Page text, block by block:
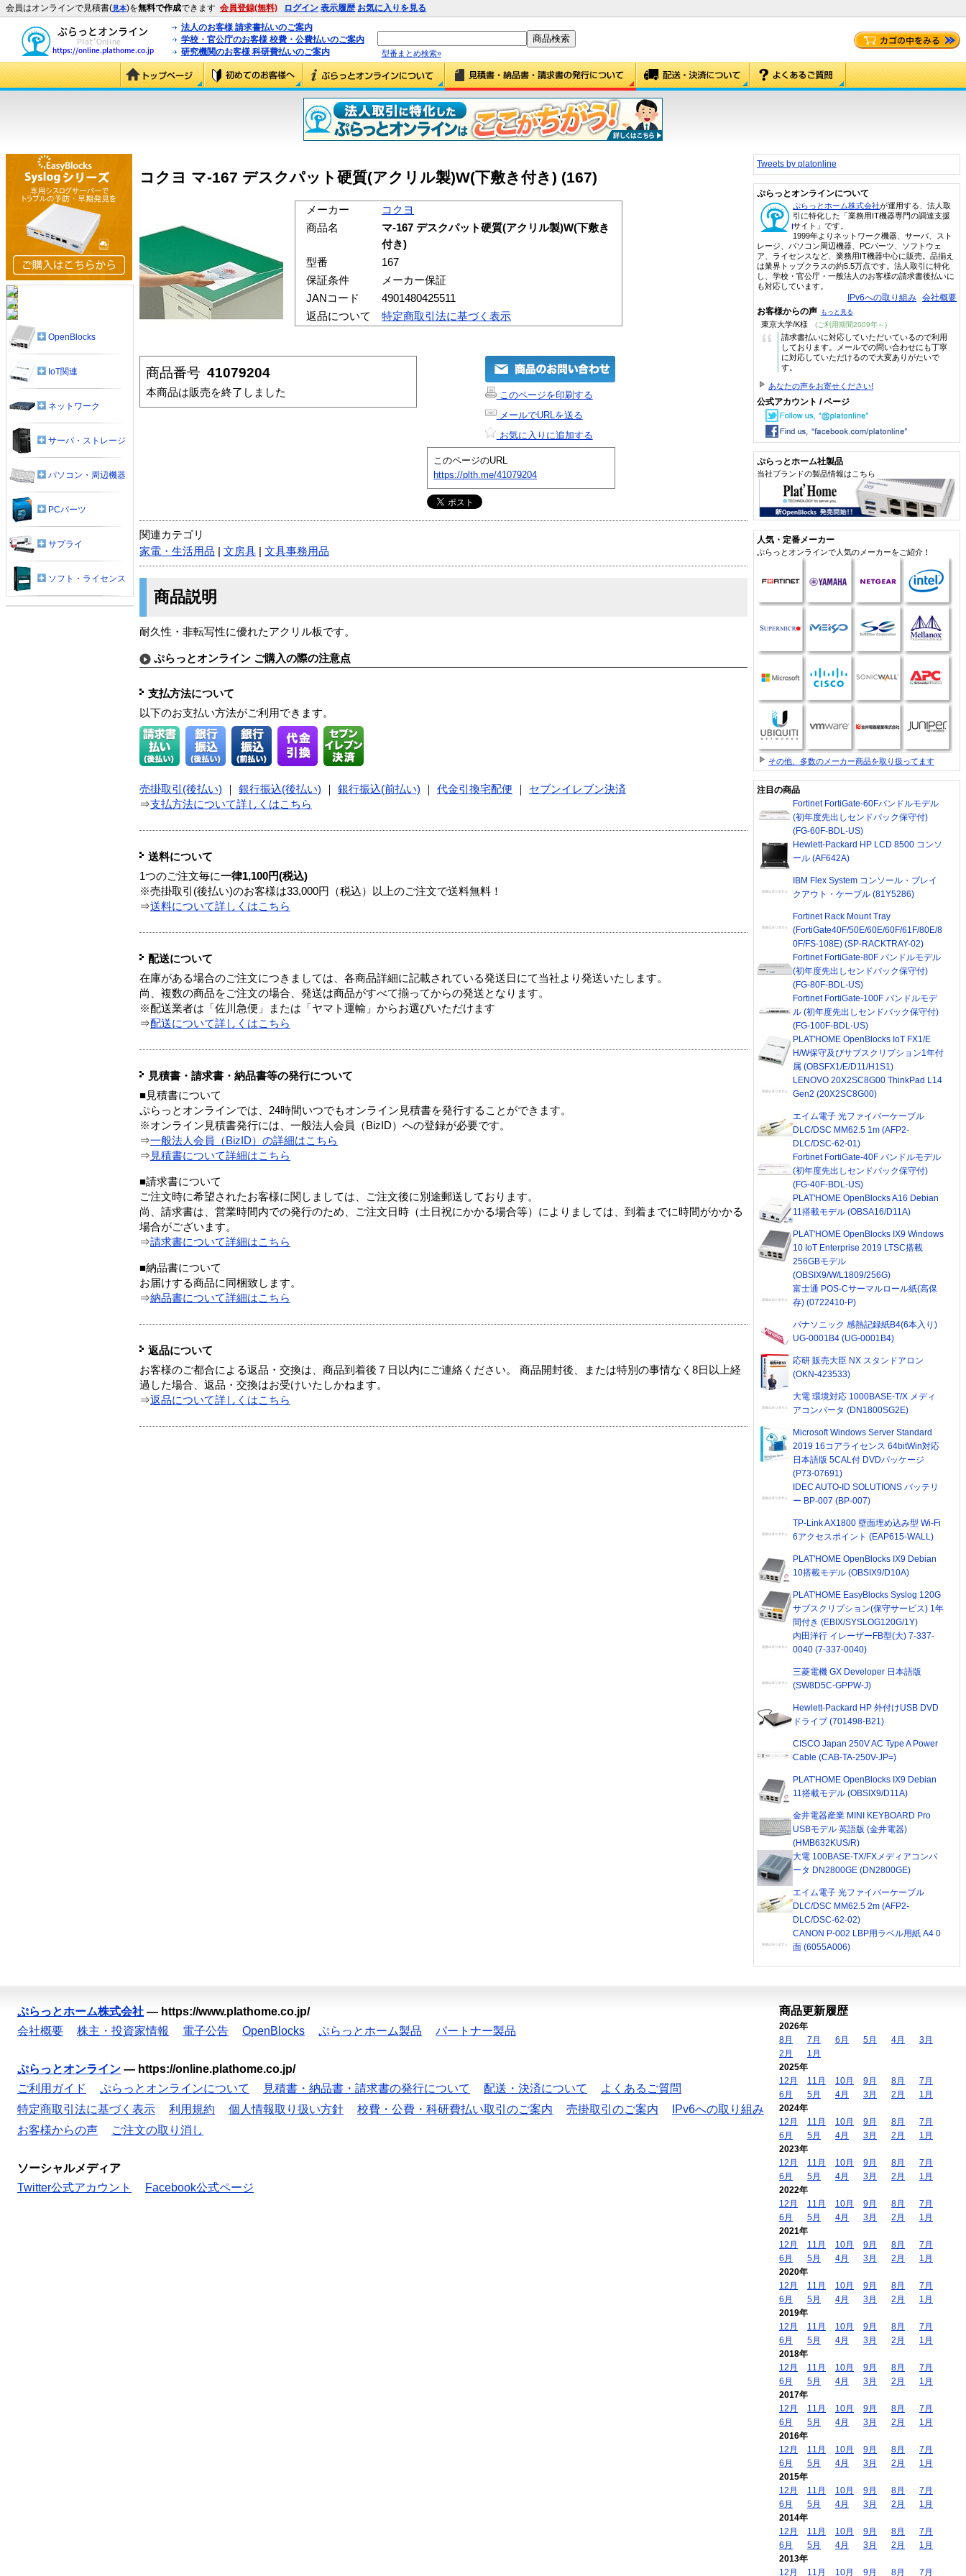
会員はオンラインで見積書(見本)を無料で作成できます 会員登録(無料) ログイン 表示履歴 お気に入りを見る
法人のお客様 請求書払いのご案内
学校・官公庁のお客様 校費・公費払いのご案内
研究機関のお客様 科研費払いのご案内
型番まとめ検索»
コクヨ マ-167 デスクパット硬質(アクリル製)W(下敷き付き) (167)
メーカー
コクヨ
商品名
マ-167 デスクパット硬質(アクリル製)W(下敷き
付き)
型番
167
保証条件
メーカー保証
JANコード
4901480425511
返品について
特定商取引法に基づく表示
商品番号 41079204
本商品は販売を終了しました
このページを印刷する
メールでURLを送る
お気に入りに追加する
このページのURL
https://plth.me/41079204
関連カテゴリ
家電・生活用品
文房具 文具事務用品
商品説明
耐久性・非転写性に優れたアクリル板です。
ぷらっとオンライン ご購入の際の注意点
支払方法について
以下のお支払い方法がご利用できます。
売掛取引(後払い) 銀行振込(後払い) 銀行振込(前払い) 代金引換宅配便
セブンイレブン決済
⇒支払方法について詳しくはこちら
送料について
1つのご注文毎に一律1,100円(税込)
※売掛取引(後払い)のお客様は33,000円（税込）以上のご注文で送料無料！
⇒送料について詳しくはこちら
配送について
在庫がある場合のご注文につきましては、各商品詳細に記載されている発送日にて当社より発送いたします。
尚、複数の商品をご注文の場合、発送は商品がすべて揃ってからの発送となります。
※配送業者は「佐川急便」または「ヤマト運輸」からお選びいただけます
⇒配送について詳しくはこちら
見積書・請求書・納品書等の発行について
■見積書について
ぷらっとオンラインでは、24時間いつでもオンライン見積書を発行することができます。
※オンライン見積書発行には、一般法人会員（BizID）への登録が必要です。
⇒一般法人会員（BizID）の詳細はこちら
⇒ 見積書について詳細はこちら
■請求書について
ご注文時に希望されたお客様に関しましては、ご注文後に別途郵送しております。
尚、請求書は、営業時間内での発行のため、ご注文日時（土日祝にかかる場合等）によりましては、到着までに時間がかかる
場合がございます。
⇒請求書について詳細はこちら
■納品書について
お届けする商品に同梱致します。
⇒納品書について詳細はこちら
返品について
お客様のご都合による返品・交換は、商品到着後７日以内にご連絡ください。 商品開封後、または特別の事情なく8日以上経
過した場合、返品・交換はお受けいたしかねます。
⇒返品について詳しくはこちら
OpenBlocks
IoT関連
ネットワーク
サーバ・ストレージ
パソコン・周辺機器
PCパーツ
サプライ
ソフト・ライセンス
Tweets by platonline
ぷらっとオンラインについて
ぷらっとホーム株式会社が運用する、法人取
引に特化した「業務用IT機器専門の調達支援
サイト」です。
1999年よりネットワーク機器、サーバ、スト
レージ、パソコン周辺機器、PCパーツ、ソフトウェ
ア、ライセンスなど、業務用IT機器中心に販売。品揃え
は業界トップクラスの約5.5万点です。法人取引に特化
し、学校・官公庁・一般法人のお客様の請求書後払いに
も対応しています。
IPv6への取り組み 会社概要
お客様からの声 もっと見る
東京大学/K様 (ご利用期間2009年～)
“
請求書払いに対応していただいているので利用
しております。メールでの問い合わせにも丁寧
に対応していただけるので大変ありがたいで
す。
あなたの声をお寄せください!
公式アカウント / ページ
ぷらっとホーム社製品
当社ブランドの製品情報はこちら
人気・定番メーカー
ぷらっとオンラインで人気のメーカーをご紹介！
その他、多数のメーカー商品を取り扱ってます
注目の商品
Fortinet FortiGate-60Fバンドルモデル
(初年度先出しセンドバック保守付)
(FG-60F-BDL-US)
Hewlett-Packard HP LCD 8500 コンソ
ール (AF642A)
IBM Flex System コンソール・ブレイ
クアウト・ケーブル (81Y5286)
Fortinet Rack Mount Tray
(FortiGate40F/50E/60E/60F/61F/80E/8
0F/FS-108E) (SP-RACKTRAY-02)
Fortinet FortiGate-80F バンドルモデル
(初年度先出しセンドバック保守付)
(FG-80F-BDL-US)
Fortinet FortiGate-100F バンドルモデ
ル (初年度先出しセンドバック保守付)
(FG-100F-BDL-US)
PLAT'HOME OpenBlocks IoT FX1/E
H/W保守及びサブスクリプション1年付
属 (OBSFX1/E/D11/H1S1)
LENOVO 20X2SC8G00 ThinkPad L14
Gen2 (20X2SC8G00)
エイム電子 光ファイバーケーブル
DLC/DSC MM62.5 1m (AFP2-
DLC/DSC-62-01)
Fortinet FortiGate-40F バンドルモデル
(初年度先出しセンドバック保守付)
(FG-40F-BDL-US)
PLAT'HOME OpenBlocks A16 Debian
11搭載モデル (OBSA16/D11A)
PLAT'HOME OpenBlocks IX9 Windows
10 IoT Enterprise 2019 LTSC搭載
256GBモデル
(OBSIX9/W/L1809/256G)
富士通 POS-Cサーマルロール紙(高保
存) (0722410-P)
パナソニック 感熱記録紙B4(6本入り)
UG-0001B4 (UG-0001B4)
応研 販売大臣 NX スタンドアロン
(OKN-423533)
大電 環境対応 1000BASE-T/X メディ
アコンバータ (DN1800SG2E)
Microsoft Windows Server Standard
2019 16コアライセンス 64bitWin対応
日本語版 5CAL付 DVDパッケージ
(P73-07691)
IDEC AUTO-ID SOLUTIONS バッテリ
ー BP-007 (BP-007)
TP-Link AX1800 壁面埋め込み型 Wi-Fi
6アクセスポイント (EAP615-WALL)
PLAT'HOME OpenBlocks IX9 Debian
10搭載モデル (OBSIX9/D10A)
PLAT'HOME EasyBlocks Syslog 120G
サブスクリプション(保守サービス) 1年
間付き (EBIX/SYSLOG120G/1Y)
内田洋行 イレーザーFB型(大) 7-337-
0040 (7-337-0040)
三菱電機 GX Developer 日本語版
(SW8D5C-GPPW-J)
Hewlett-Packard HP 外付けUSB DVD
ドライブ (701498-B21)
CISCO Japan 250V AC Type A Power
Cable (CAB-TA-250V-JP=)
PLAT'HOME OpenBlocks IX9 Debian
11搭載モデル (OBSIX9/D11A)
金井電器産業 MINI KEYBOARD Pro
USBモデル 英語版 (金井電器)
(HMB632KUS/R)
大電 100BASE-TX/FXメディアコンバ
ータ DN2800GE (DN2800GE)
エイム電子 光ファイバーケーブル
DLC/DSC MM62.5 2m (AFP2-
DLC/DSC-62-02)
CANON P-002 LBP用ラベル用紙 A4 0
面 (6055A006)
ぷらっとホーム株式会社 — https://www.plathome.co.jp/
会社概要
株主・投資家情報 電子公告 OpenBlocks ぷらっとホーム製品 パートナー製品
ぷらっとオンライン — https://online.plathome.co.jp/
ご利用ガイド
ぷらっとオンラインについて 見積書・納品書・請求書の発行について 配送・決済について
よくあるご質問
特定商取引法に基づく表示
利用規約 個人情報取り扱い方針 校費・公費・科研費払い取引のご案内 売掛取引のご案内
IPv6への取り組み
お客様からの声
ご注文の取り消し
ソーシャルメディア
Twitter公式アカウント
Facebook公式ページ
商品更新履歴
2026年
8月
7月 6月 5月 4月
3月
2月
1月
2025年
12月
11月 10月 9月 8月
7月
6月
5月 4月 3月 2月
1月
2024年
12月
11月 10月 9月 8月
7月
6月
5月 4月 3月 2月
1月
2023年
12月
11月 10月 9月 8月
7月
6月
5月 4月 3月 2月
1月
2022年
12月
11月 10月 9月 8月
7月
6月
5月 4月 3月 2月
1月
2021年
12月
11月 10月 9月 8月
7月
6月
5月 4月 3月 2月
1月
2020年
12月
11月 10月 9月 8月
7月
6月
5月 4月 3月 2月
1月
2019年
12月
11月 10月 9月 8月
7月
6月
5月 4月 3月 2月
1月
2018年
12月
11月 10月 9月 8月
7月
6月
5月 4月 3月 2月
1月
2017年
12月
11月 10月 9月 8月
7月
6月
5月 4月 3月 2月
1月
2016年
12月
11月 10月 9月 8月
7月
6月
5月 4月 3月 2月
1月
2015年
12月
11月 10月 9月 8月
7月
6月
5月 4月 3月 2月
1月
2014年
12月
11月 10月 9月 8月
7月
6月
5月 4月 3月 2月
1月
2013年
12月
11月 10月 9月 8月 7月